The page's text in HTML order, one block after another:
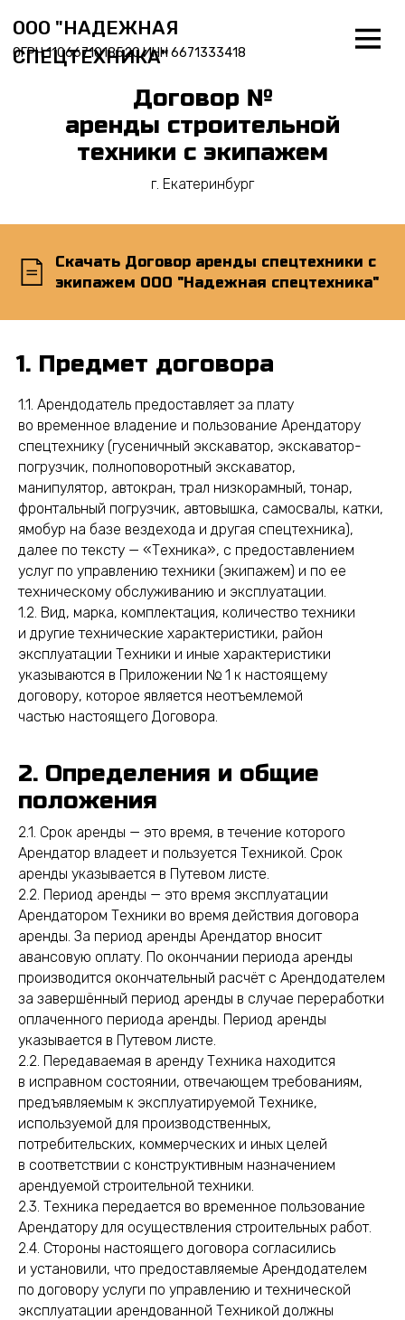
ООО "НАДЕЖНАЯ
СПЕЦТЕХНИКА"
ОГРН 1106671018520 ИНН 6671333418
Договор №
аренды строительной
техники с экипажем
г. Екатеринбург
Скачать Договор аренды спецтехники с
экипажем ООО "Надежная спецтехника"
Предмет договора
1.1. Арендодатель предоставляет за плату
во временное владение и пользование Арендатору
спецтехнику (гусеничный экскаватор, экскаватор-
погрузчик, полноповоротный экскаватор,
манипулятор, автокран, трал низкорамный, тонар,
фронтальный погрузчик, автовышка, самосвалы, катки,
ямобур на базе вездехода и другая спецтехника),
далее по тексту — «Техника», с предоставлением
услуг по управлению техники (экипажем) и по ее
техническому обслуживанию и эксплуатации.
1.2. Вид, марка, комплектация, количество техники
и другие технические характеристики, район
эксплуатации Техники и иные характеристики
указываются в Приложении № 1 к настоящему
договору, которое является неотъемлемой
частью настоящего Договора.
2. Определения и общие
положения
2.1. Срок аренды — это время, в течение которого
Арендатор владеет и пользуется Техникой. Срок
аренды указывается в Путевом листе.
2.2. Период аренды — это время эксплуатации
Арендатором Техники во время действия договора
аренды. За период аренды Арендатор вносит
авансовую оплату. По окончании периода аренды
производится окончательный расчёт с Арендодателем
за завершённый период аренды в случае переработки
оплаченного периода аренды. Период аренды
указывается в Путевом листе.
2.2. Передаваемая в аренду Техника находится
в исправном состоянии, отвечающем требованиям,
предъявляемым к эксплуатируемой Технике,
используемой для производственных,
потребительских, коммерческих и иных целей
в соответствии с конструктивным назначением
арендуемой строительной техники.
2.3. Техника передается во временное пользование
Арендатору для осуществления строительных работ.
2.4. Стороны настоящего договора согласились
и установили, что предоставляемые Арендодателем
по договору услуги по управлению и технической
эксплуатации арендованной Техникой должны